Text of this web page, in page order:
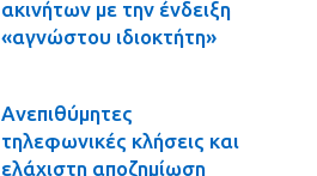
ακινήτων με την ένδειξη
«αγνώστου ιδιοκτήτη»
Ανεπιθύμητες
τηλεφωνικές κλήσεις και
ελάχιστη αποζημίωση